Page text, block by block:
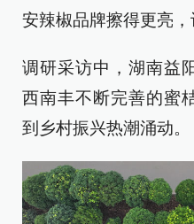
安辣椒品牌擦得更亮
调研采访中，湖南益
西南丰不断完善的蜜
到乡村振兴热潮涌动。